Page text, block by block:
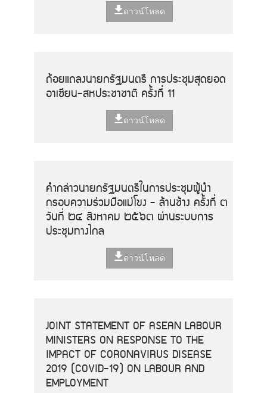
ดาวน์โหลด
ถ้อยแถลงนายกรัฐมนตรี การประชุมสุดยอด
อาเซียน-สหประชาชาติ ครั้งที่ 11
ดาวน์โหลด
คำกล่าวนายกรัฐมนตรีในการประชุมผู้นำ
กรอบความร่วมมือแม่โขง - ล้านช้าง ครั้งที่ ๓
วันที่ ๒๔ สิงหาคม ๒๕๖๓ ผ่านระบบการ
ประชุมทางไกล
ดาวน์โหลด
JOINT STATEMENT OF ASEAN LABOUR
MINISTERS ON RESPONSE TO THE
IMPACT OF CORONAVIRUS DISEASE
2019 (COVID-19) ON LABOUR AND
EMPLOYMENT